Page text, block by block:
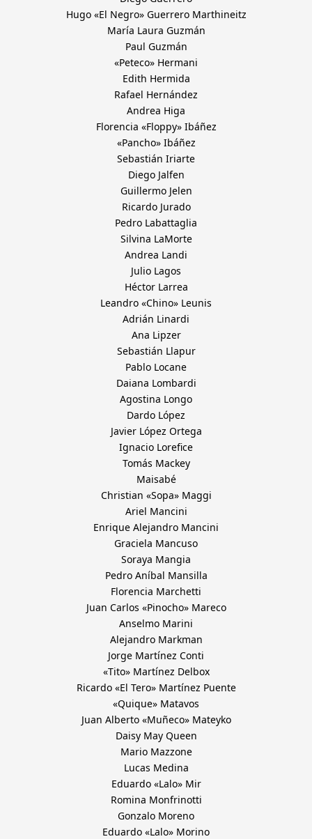
Hugo «El Negro» Guerrero Marthineitz
María Laura Guzmán
Paul Guzmán
«Peteco» Hermani
Edith Hermida
Rafael Hernández
Andrea Higa
Florencia «Floppy» Ibáñez
«Pancho» Ibáñez
Sebastián Iriarte
Diego Jalfen
Guillermo Jelen
Ricardo Jurado
Pedro Labattaglia
Silvina LaMorte
Andrea Landi
Julio Lagos
Héctor Larrea
Leandro «Chino» Leunis
Adrián Linardi
Ana Lipzer
Sebastián Llapur
Pablo Locane
Daiana Lombardi
Agostina Longo
Dardo López
Javier López Ortega
Ignacio Lorefice
Tomás Mackey
Maisabé
Christian «Sopa» Maggi
Ariel Mancini
Enrique Alejandro Mancini
Graciela Mancuso
Soraya Mangia
Pedro Aníbal Mansilla
Florencia Marchetti
Juan Carlos «Pinocho» Mareco
Anselmo Marini
Alejandro Markman
Jorge Martínez Conti
«Tito» Martínez Delbox
Ricardo «El Tero» Martínez Puente
«Quique» Matavos
Juan Alberto «Muñeco» Mateyko
Daisy May Queen
Mario Mazzone
Lucas Medina
Eduardo «Lalo» Mir
Romina Monfrinotti
Gonzalo Moreno
Eduardo «Lalo» Morino